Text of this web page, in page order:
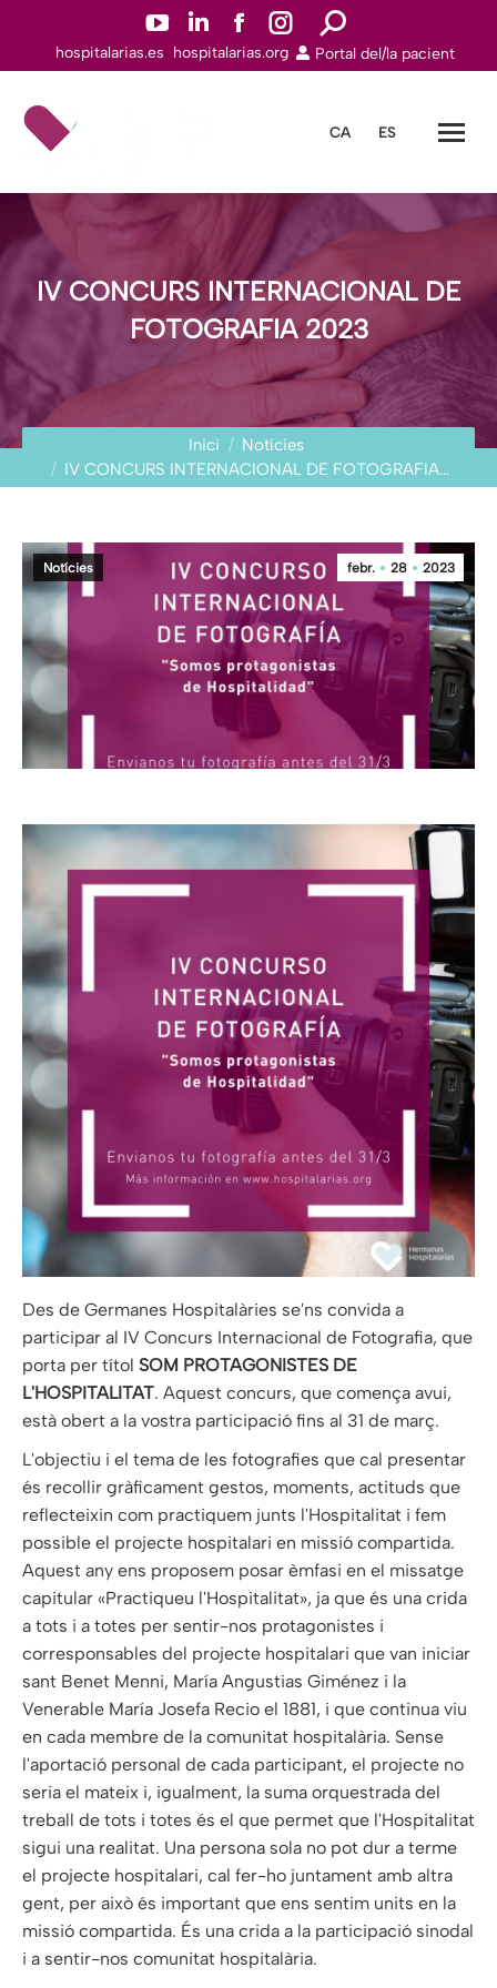
YouTube
page
window
Linkedin
page
window
Facebook
page
window
Instagram
page
window
Search:
hospitalarias.es hospitalarias.org Portal del/la pacient
CA ES
IV CONCURS INTERNACIONAL DE
FOTOGRAFIA 2023
Inici
Notícies
IV CONCURS INTERNACIONAL DE FOTOGRAFIA…
febr. 28 2023
Notícies
Des de Germanes Hospitalàries se'ns convida a
participar al IV Concurs Internacional de Fotografia, que
porta per títol SOM PROTAGONISTES DE
L'HOSPITALITAT. Aquest concurs, que comença avui,
està obert a la vostra participació fins al 31 de març.
L'objectiu i el tema de les fotografies que cal presentar
és recollir gràficament gestos, moments, actituds que
reflecteixin com practiquem junts l'Hospitalitat i fem
possible el projecte hospitalari en missió compartida.
Aquest any ens proposem posar èmfasi en el missatge
capitular «Practiqueu l'Hospitalitat», ja que és una crida
a tots i a totes per sentir-nos protagonistes i
corresponsables del projecte hospitalari que van iniciar
sant Benet Menni, María Angustias Giménez i la
Venerable María Josefa Recio el 1881, i que continua viu
en cada membre de la comunitat hospitalària. Sense
l'aportació personal de cada participant, el projecte no
seria el mateix i, igualment, la suma orquestrada del
treball de tots i totes és el que permet que l'Hospitalitat
sigui una realitat. Una persona sola no pot dur a terme
el projecte hospitalari, cal fer-ho juntament amb altra
gent, per això és important que ens sentim units en la
missió compartida. És una crida a la participació sinodal
i a sentir-nos comunitat hospitalària.